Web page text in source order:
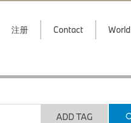
注册 Contact
ADD TAG